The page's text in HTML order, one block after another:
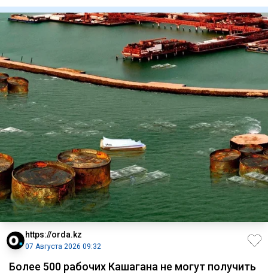
https://orda.kz
07 Августа 2026 09:32
Более 500 рабочих Кашагана не могут получить